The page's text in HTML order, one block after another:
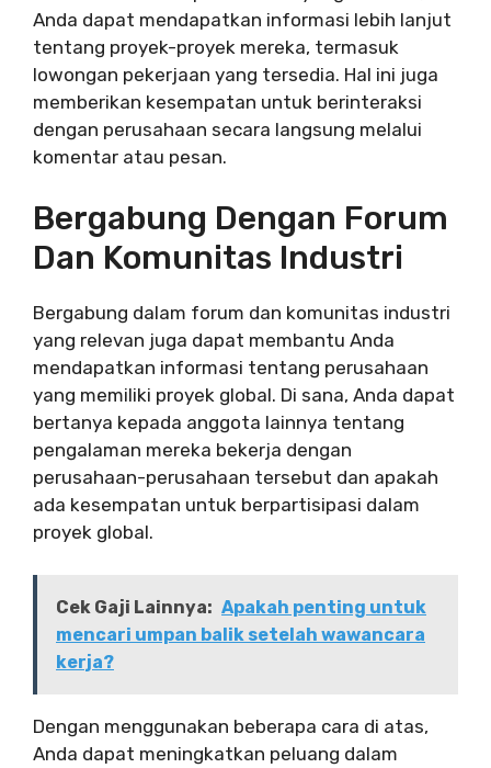
Anda dapat mendapatkan informasi lebih lanjut
tentang proyek-proyek mereka, termasuk
lowongan pekerjaan yang tersedia. Hal ini juga
memberikan kesempatan untuk berinteraksi
dengan perusahaan secara langsung melalui
komentar atau pesan.
Bergabung Dengan Forum
Dan Komunitas Industri
Bergabung dalam forum dan komunitas industri
yang relevan juga dapat membantu Anda
mendapatkan informasi tentang perusahaan
yang memiliki proyek global. Di sana, Anda dapat
bertanya kepada anggota lainnya tentang
pengalaman mereka bekerja dengan
perusahaan-perusahaan tersebut dan apakah
ada kesempatan untuk berpartisipasi dalam
proyek global.
Cek Gaji Lainnya: Apakah penting untuk
mencari umpan balik setelah wawancara
kerja?
Dengan menggunakan beberapa cara di atas,
Anda dapat meningkatkan peluang dalam